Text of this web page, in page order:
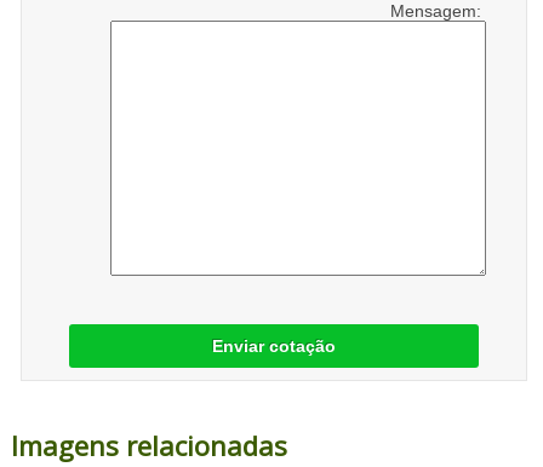
Mensagem:
Enviar cotação
Imagens relacionadas